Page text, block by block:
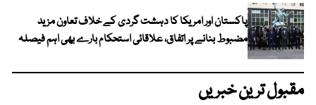
پاکستان اور امریکا کا دہشت گردی کے خلاف تعاون مزید
مضبوط بنانے پر اتفاق، علاقائی استحکام بارے بھی اہم فیصلہ
مقبول ترین خبریں